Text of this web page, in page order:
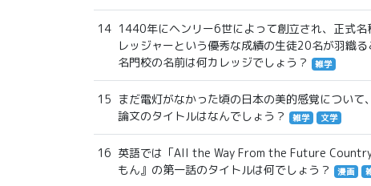
14 1440年にヘンリー6世によって創立され、正式
レッジャーという優秀な成績の生徒20名が羽織
名門校の名前は何カレッジでしょう？
雑学
15 まだ電灯がなかった頃の日本の美的感覚につい
論文のタイトルはなんでしょう？
雑学 文学
16 英語では「All the Way From the Future
もん』の第一話のタイトルは何でしょう？
漫画